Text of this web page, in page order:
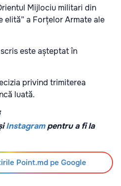
Mijlociu militari din
elită” a Forțelor Armate ale
este așteptat în
privind trimiterea
luată.
Instagrampentru a fi la
Point.md pe Google